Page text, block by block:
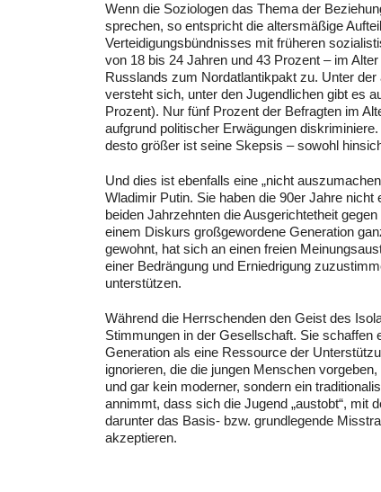
Wenn die Soziologen das Thema der
sprechen, so entspricht die altersmäßige
Verteidigungsbündnisses mit früheren
von 18 bis 24 Jahren und 43 Prozent – im
Russlands zum Nordatlantikpakt zu. Unter
versteht sich, unter den Jugendlichen gibt es
Prozent). Nur fünf Prozent der Befragten im
aufgrund politischer Erwägungen
desto größer ist seine Skepsis – sowohl
Und dies ist ebenfalls eine „nicht
Wladimir Putin. Sie haben die 90er Jahre
beiden Jahrzehnten die Ausgerichtetheit
einem Diskurs großgewordene Generation
gewohnt, hat sich an einen freien
einer Bedrängung und Erniedrigung
unterstützen.
Während die Herrschenden den Geist des
Stimmungen in der Gesellschaft. Sie
Generation als eine Ressource der
ignorieren, die die jungen Menschen
und gar kein moderner, sondern ein
annimmt, dass sich die Jugend „austobt“, mit
darunter das Basis- bzw. grundlegende
akzeptieren.